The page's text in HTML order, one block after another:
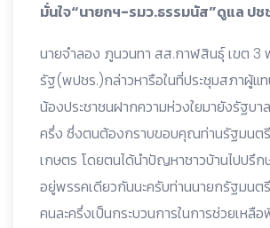
มั่นใจ“นายกฯ-รมว.ธรรมนัส”ดูแล ปช
นายจำลอง ภูนวนทา สส.กาฬสินธุ์ เขต 3
รัฐ(พปชร.)กล่าวหารือในที่ประชุมสภาผู้แ
น้องประชาชนฝากความห่วงใยมายังรัฐบา
ครึ่ง ซึ่งตนต้องกราบขอบคุณท่านรัฐมนตรี
เกษตร โดยตนได้นำปัญหาชาวบ้านไปปรึก
อยู่พรรคเดียวกันนะครับท่านนายกรัฐมนต
คนละครึ่งเป็นกระบวนการในการช่วยเหลื